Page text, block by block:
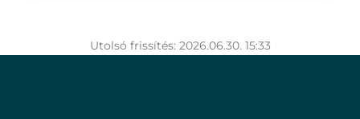
Utolsó frissítés: 2026.06.30. 15:33